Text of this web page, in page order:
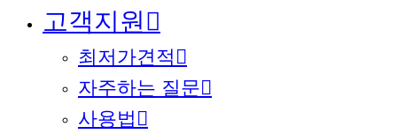
고객지원
최저가견적
자주하는 질문
사용법